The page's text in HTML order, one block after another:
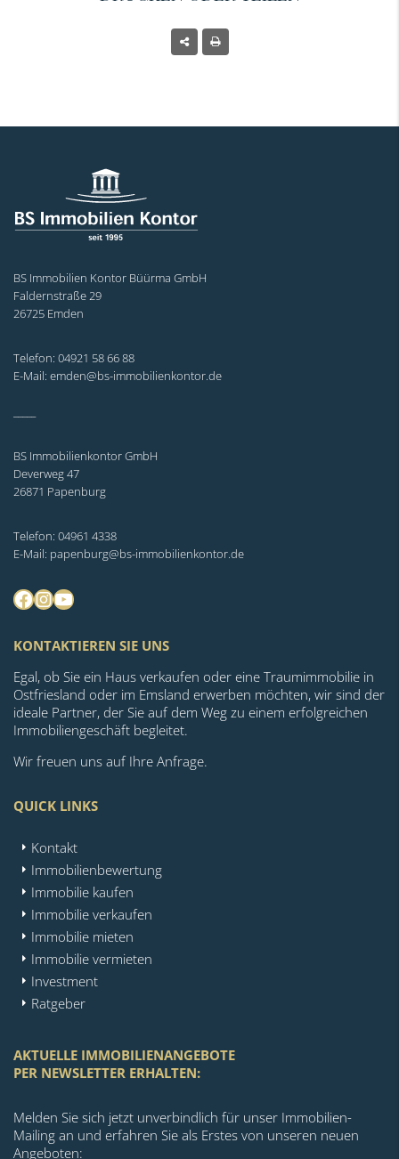
BS Immobilien Kontor Büürma GmbH
Faldernstraße 29
26725 Emden
Telefon: 04921 58 66 88
E-Mail: emden@bs-immobilienkontor.de
BS Immobilienkontor GmbH
Deverweg 47
26871 Papenburg
Telefon: 04961 4338
E-Mail: papenburg@bs-immobilienkontor.de
Facebook
Instagram
YouTube
KONTAKTIEREN SIE UNS
Egal, ob Sie ein Haus verkaufen oder eine Traumimmobilie in
Ostfriesland oder im Emsland erwerben möchten, wir sind der
ideale Partner, der Sie auf dem Weg zu einem erfolgreichen
Immobiliengeschäft begleitet.
Wir freuen uns auf Ihre Anfrage.
QUICK LINKS
Kontakt
Immobilienbewertung
Immobilie kaufen
Immobilie verkaufen
Immobilie mieten
Immobilie vermieten
Investment
Ratgeber
AKTUELLE IMMOBILIENANGEBOTE
PER NEWSLETTER ERHALTEN:
Melden Sie sich jetzt unverbindlich für unser Immobilien-
Mailing an und erfahren Sie als Erstes von unseren neuen
Angeboten: